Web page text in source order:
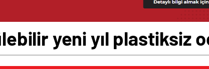
yeni yıl plastiksiz